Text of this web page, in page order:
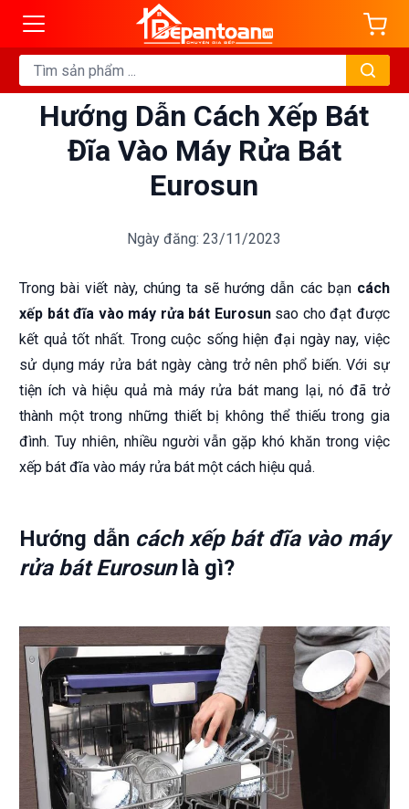
Hướng Dẫn Cách Xếp Bát
Đĩa Vào Máy Rửa Bát
Eurosun
Ngày đăng: 23/11/2023
Trong bài viết này, chúng ta sẽ hướng dẫn các bạn cách
xếp bát đĩa vào máy rửa bát Eurosun sao cho đạt được
kết quả tốt nhất. Trong cuộc sống hiện đại ngày nay, việc
sử dụng máy rửa bát ngày càng trở nên phổ biến. Với sự
tiện ích và hiệu quả mà máy rửa bát mang lại, nó đã trở
thành một trong những thiết bị không thể thiếu trong gia
đình. Tuy nhiên, nhiều người vẫn gặp khó khăn trong việc
xếp bát đĩa vào máy rửa bát một cách hiệu quả.
Hướng dẫn cách xếp bát đĩa vào máy
rửa bát Eurosun là gì?